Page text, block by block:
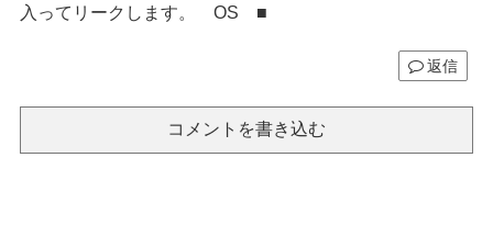
入ってリークします。 OS ■
返信
コメントを書き込む